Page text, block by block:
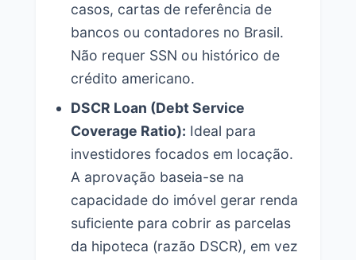
casos, cartas de referência de
bancos ou contadores no Brasil.
Não requer SSN ou histórico de
crédito americano.
DSCR Loan (Debt Service
Coverage Ratio): Ideal para
investidores focados em locação.
A aprovação baseia-se na
capacidade do imóvel gerar renda
suficiente para cobrir as parcelas
da hipoteca (razão DSCR), em vez